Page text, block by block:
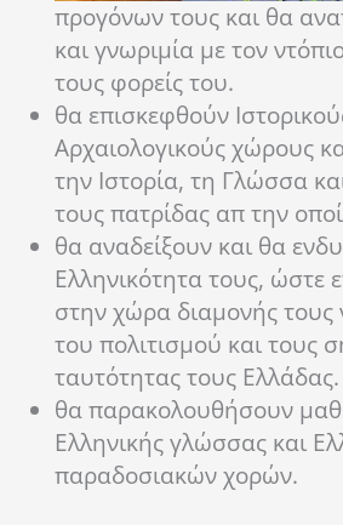
προγόνων τους και θα
και γνωριμία με τον
τους φορείς του.
θα επισκεφθούν
Αρχαιολογικούς χώρους
την Ιστορία, τη Γλώσσα
τους πατρίδας απ την
θα αναδείξουν και θα
Ελληνικότητα τους, ώστε
στην χώρα διαμονής τους
του πολιτισμού και τους
ταυτότητας τους Ελλάδας.
θα παρακολουθήσουν
Ελληνικής γλώσσας και
παραδοσιακών χορών.